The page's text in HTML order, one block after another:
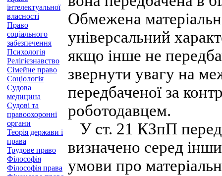
інтелектуальної
власності
Право
соціального
забезпечення
Психологія
Релігієзнавство
Сімейне право
Соціологія
Судова
медицина
Судові та
правоохоронні
органи
Теорія держави і
права
Трудове право
Філософія
Філософія права
Обмежена
універсальний
якщо інше не
звернути увагу на
передбаченої за
роботодавцем.
У ст. 21 КЗпП
визначено серед
умови про